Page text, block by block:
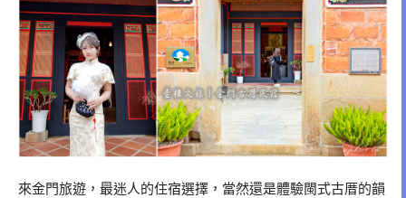
來金門旅遊，最迷人的住宿選擇，當然還是體驗閩式古厝的韻